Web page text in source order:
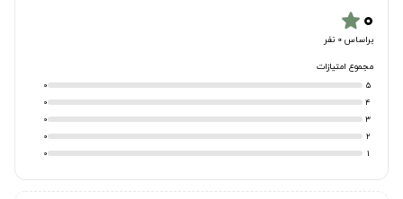
۰star
براساس 0 نفر
مجموع امتیازات
5
0
4
0
3
0
2
0
1
0